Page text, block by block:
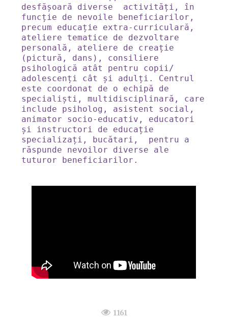
desfășoară diverse  activități, în
funcție de nevoile beneficiarilor,
precum educație extra-curriculară,
ateliere tematice de dezvoltare
personală, ateliere de creație
(pictură, dans), consiliere
psihologică atât pentru copii/
adolescenți cât și adulți. Centrul
este coordonat de o echipă de
specialiști, multidisciplinară, care
include psiholog, asistent social,
animator socio-educativ, educatori
și instructori de educație
specializați, bucătari,  pentru a
răspunde nevoilor diverse ale
tuturor beneficiarilor.
1161